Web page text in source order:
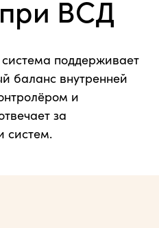
ВСД
поддерживает
баланс внутренней
и
за
систем.